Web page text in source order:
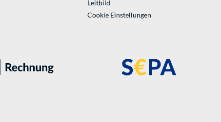
Leitbild
Cookie Einstellungen